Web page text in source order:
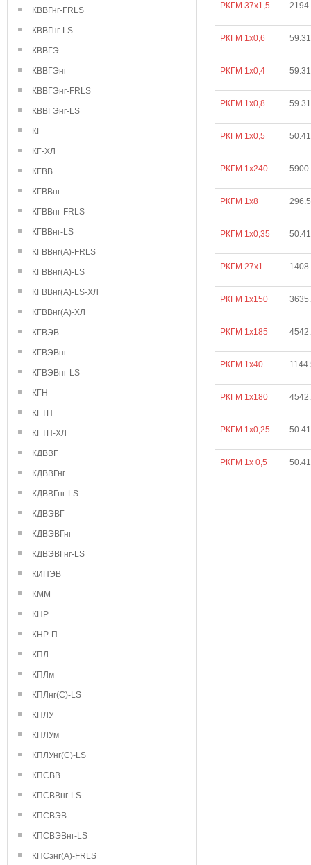
КВВГнг-FRLS
КВВГнг-LS
КВВГЭ
КВВГЭнг
КВВГЭнг-FRLS
КВВГЭнг-LS
КГ
КГ-ХЛ
КГВВ
КГВВнг
КГВВнг-FRLS
КГВВнг-LS
КГВВнг(А)-FRLS
КГВВнг(А)-LS
КГВВнг(А)-LS-ХЛ
КГВВнг(А)-ХЛ
КГВЭВ
КГВЭВнг
КГВЭВнг-LS
КГН
КГТП
КГТП-ХЛ
КДВВГ
КДВВГнг
КДВВГнг-LS
КДВЭВГ
КДВЭВГнг
КДВЭВГнг-LS
КИПЭВ
КММ
КНР
КНР-П
КПЛ
КПЛм
КПЛнг(С)-LS
КПЛУ
КПЛУм
КПЛУнг(С)-LS
КПСВВ
КПСВВнг-LS
КПСВЭВ
КПСВЭВнг-LS
КПСэнг(А)-FRLS
РКГМ 37х1,5
РКГМ 1х0,6 59.31
РКГМ 1х0,4 59.31
РКГМ 1х0,8 59.31
РКГМ 1х0,5 50.41
РКГМ 1х240
РКГМ 1х8
РКГМ 1х0,35 50.41
РКГМ 27х1
РКГМ 1х150
РКГМ 1х185
РКГМ 1х40
РКГМ 1х180
РКГМ 1х0,25 50.41
РКГМ 1х 0,5 50.41